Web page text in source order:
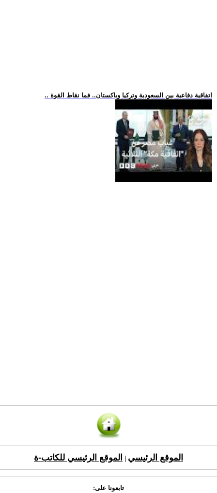
.. اتفاقية دفاعية بين السعودية وتركيا وباكستان.. فما نقاط القوة
الموقع الرئيسي الموقع الرئيسي للكاتب-ة
تابعونا على: